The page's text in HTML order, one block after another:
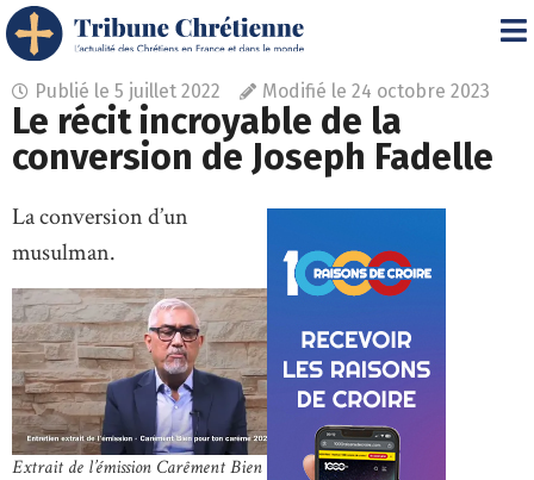
Publié le 5 juillet 2022 Modifié le 24 octobre 2023
Le récit incroyable de la
conversion de Joseph Fadelle
La conversion d’un
musulman.
Extrait de l’émission Carêment Bien pour